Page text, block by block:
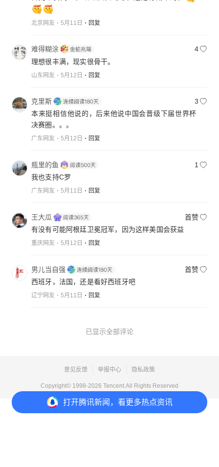
打开腾讯新闻，看更多热点资讯
北京网友 5月11日 回复
难得糊涂
4
理想很丰满，现实很骨干。
山东网友 5月12日 回复
克里斯
3
本来挺相信他说的，后来他说中国会晋级下届世界杯
决赛圈。。。
广东网友 5月12日 回复
瓶里的鱼
1
我也支持C罗
广东网友 5月11日 回复
王大瓜
首赞
有没有可能阿根廷卫冕冠军，因为这样美国会获益
重庆网友 5月12日 回复
男儿当自强
首赞
西班牙，法国，还是看好西班牙吧
辽宁网友 5月11日 回复
已显示全部评论
意见反馈 举报中心 隐私政策
Copyright© 1998-2026 Tencent.All Rights Reserved